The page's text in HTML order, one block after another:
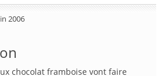
2006
chocolat framboise vont faire